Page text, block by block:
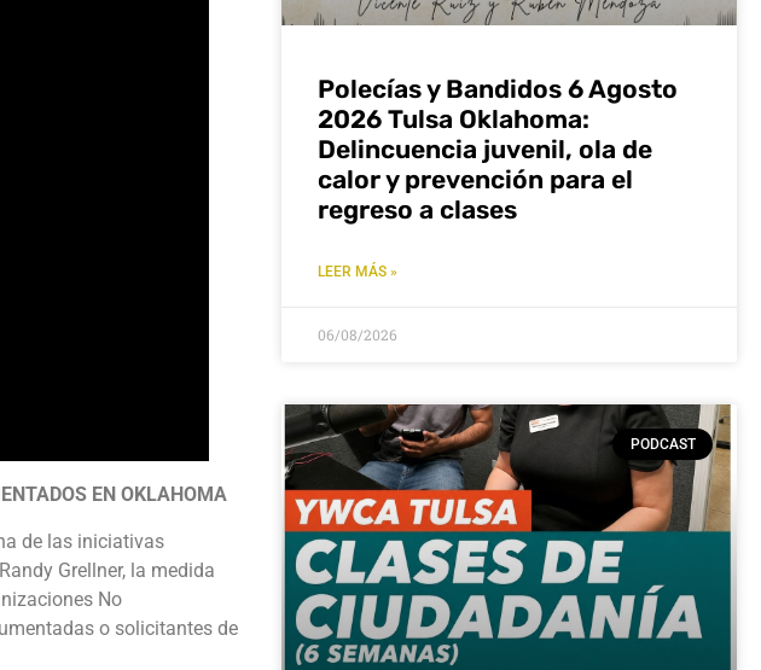
EN OKLAHOMA
de las iniciativas
Grellner, la medida
No
o solicitantes de
Polecías y Bandidos 6 Agosto
2026 Tulsa Oklahoma:
Delincuencia juvenil, ola de
calor y prevención para el
regreso a clases
LEER MÁS »
06/08/2026
PODCAST